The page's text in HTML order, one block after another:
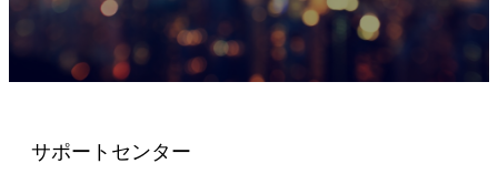
サポートセンター